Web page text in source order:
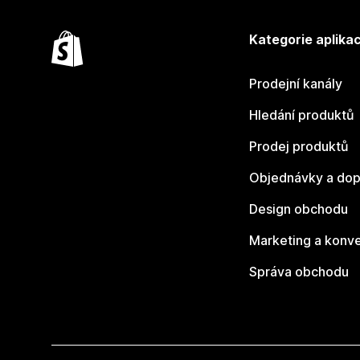
Kategorie
Prodejní kanály
Hledání produktů
Prodej produktů
Objednávky a
Design obchodu
Marketing a
Správa obchodu